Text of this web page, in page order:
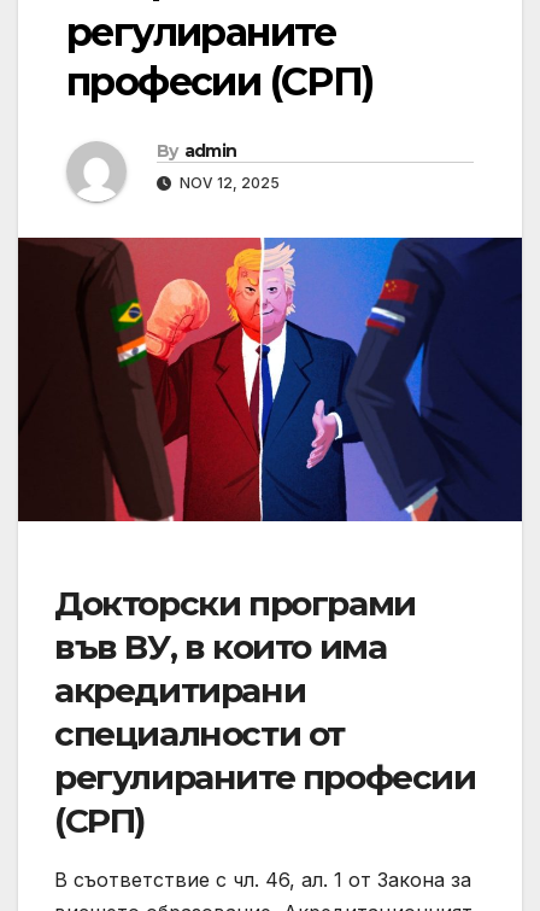
регулираните
професии (СРП)
By admin
NOV 12, 2025
Докторски програми
във ВУ, в които има
акредитирани
специалности от
регулираните професии
(СРП)
В съответствие с чл. 46, ал. 1 от Закона за